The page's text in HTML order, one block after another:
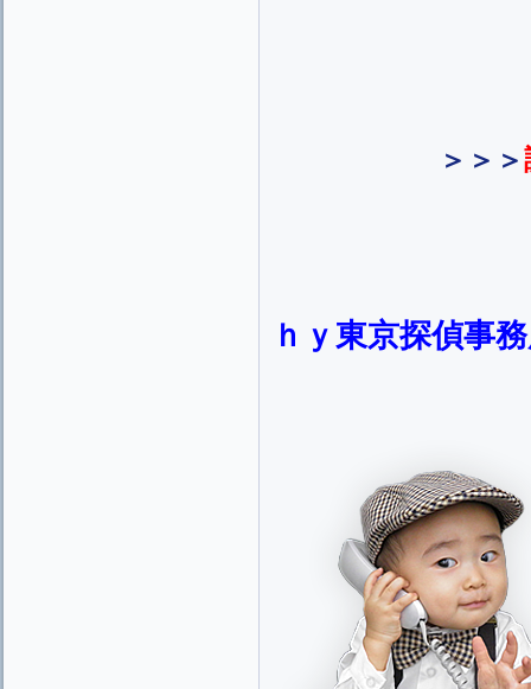
＞＞＞
ｈｙ東京探偵事